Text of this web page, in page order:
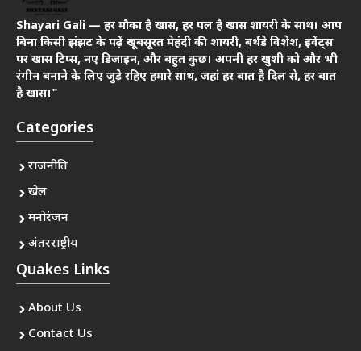
Shayari Gali — हर मौका है खास, हर पल है खास शायरी के साथ। आप
बिना किसी झंझट के पढ़ें खूबसूरत मेहंदी की शायरी, बर्थडे विशेश, इवेंट्स
पर खास टिप्स, नए डिजाइन, और बहुत कुछ। अपनी हर खुशी को और भी
रंगीन बनाने के लिए जुड़े रहिए हमारे साथ, जहां हर बात है दिल से, हर बात
है खास।"
Categories
राजनीति
खेल
मनोरंजन
अंतरराष्ट्रीय
Quakes Links
About Us
Contact Us